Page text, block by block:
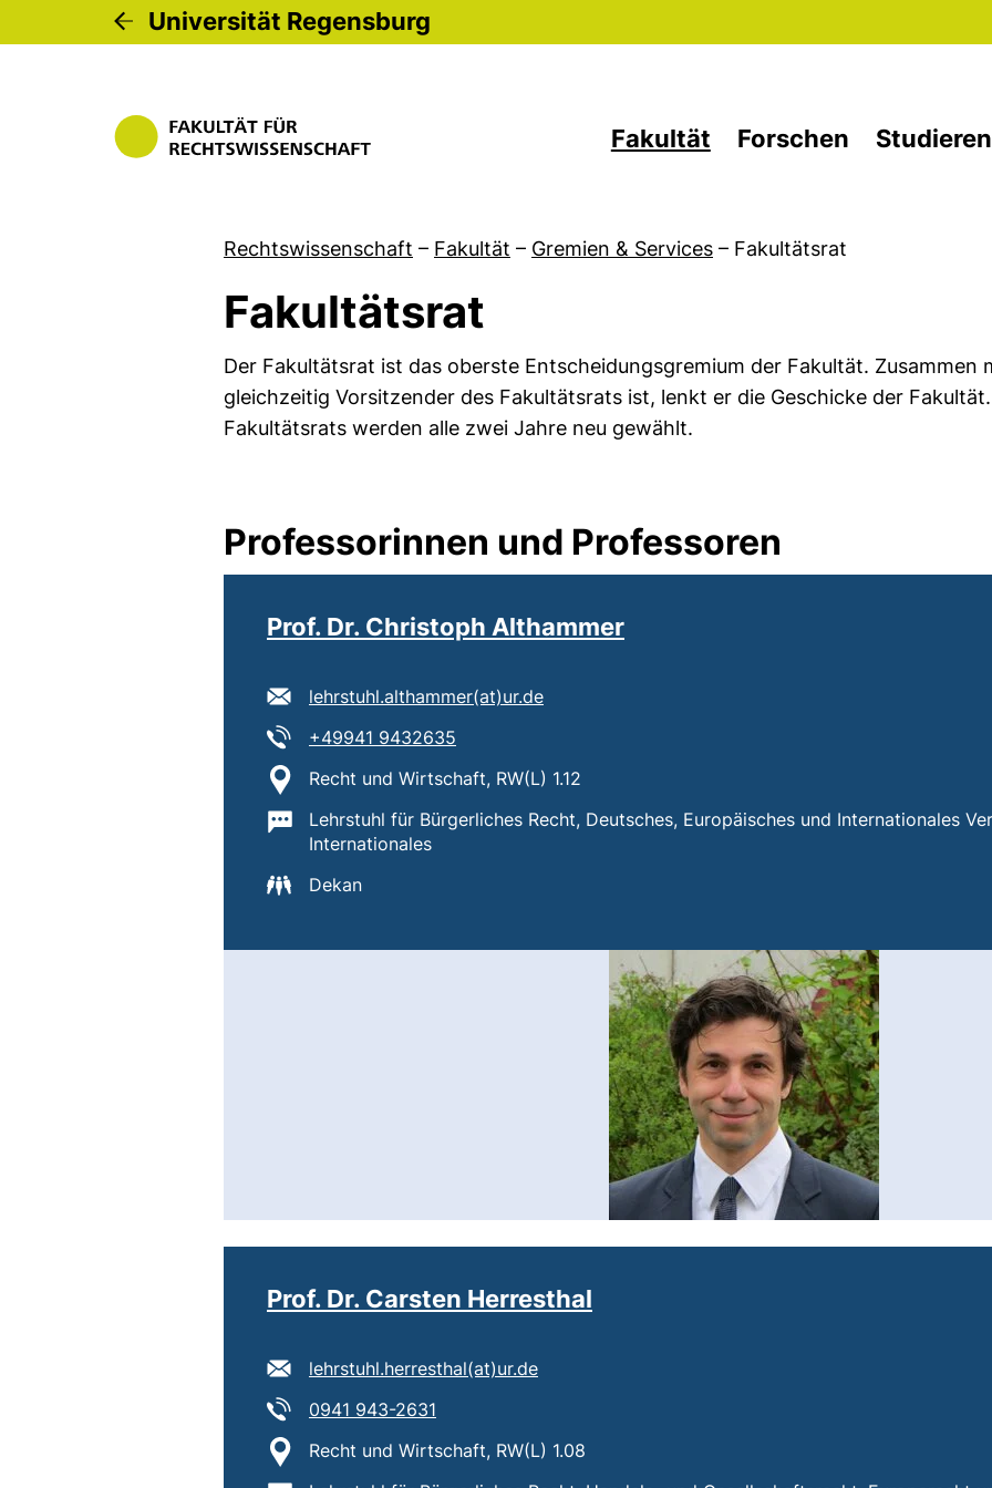
Universität Regensburg
Fakultät Forschen Studieren
Rechtswissenschaft – Fakultät – Gremien & Services – Fakultätsrat
Fakultätsrat
Der Fakultätsrat ist das oberste Entscheidungsgremium der Fakultät. Zusammen
gleichzeitig Vorsitzender des Fakultätsrats ist, lenkt er die Geschicke der
Fakultätsrats werden alle zwei Jahre neu gewählt.
Professorinnen und Professoren
Prof. Dr. Christoph Althammer
E-Mail Adresse:
lehrstuhl.althammer​(at)​ur.de(öffnet Ihr E-Mail-Programm)
Tel:
+49941 9432635
Standort:
Recht und Wirtschaft, RW(L) 1.12
Wichtige Informationen:
Lehrstuhl für Bürgerliches Recht, Deutsches, Europäisches und Internationales
Internationales
Dekan
Prof. Dr. Carsten Herresthal
E-Mail Adresse:
lehrstuhl.herresthal​(at)​ur.de(öffnet Ihr E-Mail-Programm)
Tel:
0941 943-2631
Standort:
Recht und Wirtschaft, RW(L) 1.08